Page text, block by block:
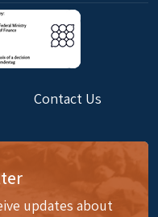
Contact Us
updates about